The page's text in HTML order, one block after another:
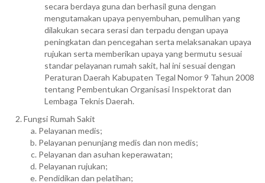
secara berdaya guna dan berhasil guna dengan
mengutamakan upaya penyembuhan, pemulihan yang
dilakukan secara serasi dan terpadu dengan upaya
peningkatan dan pencegahan serta melaksanakan upaya
rujukan serta memberikan upaya yang bermutu sesuai
standar pelayanan rumah sakit, hal ini sesuai dengan
Peraturan Daerah Kabupaten Tegal Nomor 9 Tahun 2008
tentang Pembentukan Organisasi Inspektorat dan
Lembaga Teknis Daerah.
Fungsi Rumah Sakit
Pelayanan medis;
Pelayanan penunjang medis dan non medis;
Pelayanan dan asuhan keperawatan;
Pelayanan rujukan;
Pendidikan dan pelatihan;